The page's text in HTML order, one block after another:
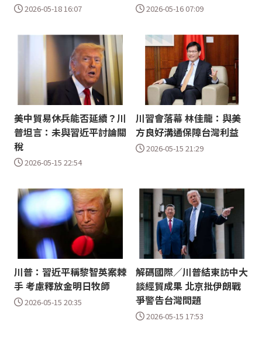
2026-05-18 16:07 2026-05-16 07:09
美中貿易休兵能否延續？川
普坦言：未與習近平討論關
稅
2026-05-15 22:54
川習會落幕 林佳龍：與美
方良好溝通保障台灣利益
2026-05-15 21:29
川普：習近平稱黎智英案棘
手 考慮釋放金明日牧師
2026-05-15 20:35
解碼國際／川普結束訪中大
談經貿成果 北京批伊朗戰
爭警告台灣問題
2026-05-15 17:53